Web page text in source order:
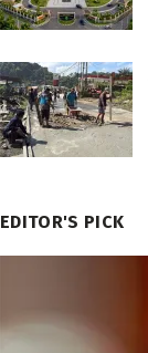
EDITOR'S PICK